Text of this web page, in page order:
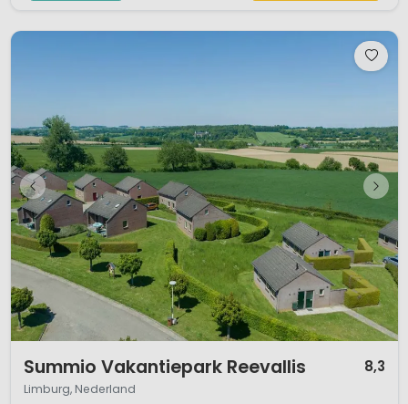
Summio Vakantiepark Reevallis 8,3
Limburg, Nederland